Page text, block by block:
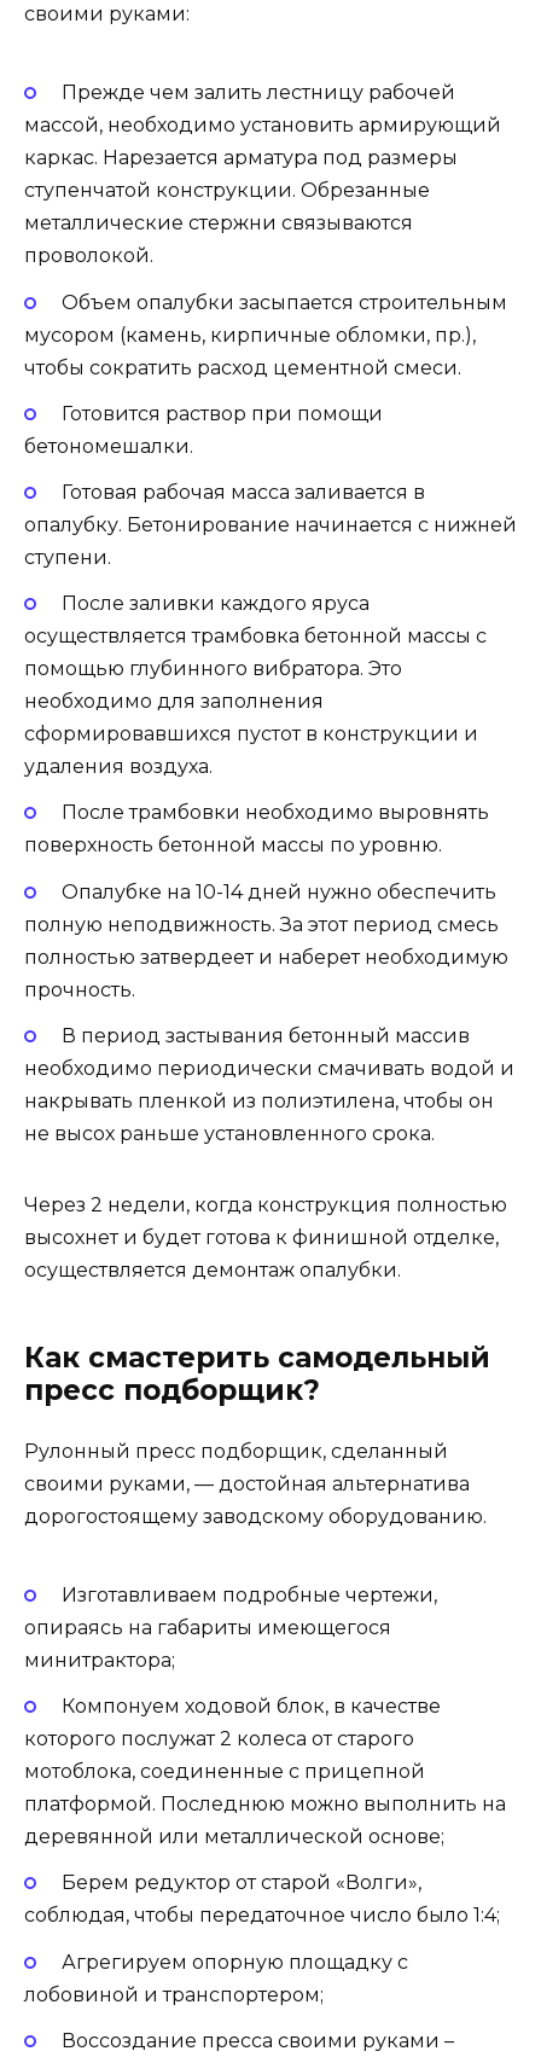
своими руками:
Прежде чем залить лестницу рабочей
массой, необходимо установить армирующий
каркас. Нарезается арматура под размеры
ступенчатой конструкции. Обрезанные
металлические стержни связываются
проволокой.
Объем опалубки засыпается строительным
мусором (камень, кирпичные обломки, пр.),
чтобы сократить расход цементной смеси.
Готовится раствор при помощи
бетономешалки.
Готовая рабочая масса заливается в
опалубку. Бетонирование начинается с нижней
ступени.
После заливки каждого яруса
осуществляется трамбовка бетонной массы с
помощью глубинного вибратора. Это
необходимо для заполнения
сформировавшихся пустот в конструкции и
удаления воздуха.
После трамбовки необходимо выровнять
поверхность бетонной массы по уровню.
Опалубке на 10-14 дней нужно обеспечить
полную неподвижность. За этот период смесь
полностью затвердеет и наберет необходимую
прочность.
В период застывания бетонный массив
необходимо периодически смачивать водой и
накрывать пленкой из полиэтилена, чтобы он
не высох раньше установленного срока.
Через 2 недели, когда конструкция полностью
высохнет и будет готова к финишной отделке,
осуществляется демонтаж опалубки.
Как смастерить самодельный
пресс подборщик?
Рулонный пресс подборщик, сделанный
своими руками, — достойная альтернатива
дорогостоящему заводскому оборудованию.
Изготавливаем подробные чертежи,
опираясь на габариты имеющегося
минитрактора;
Компонуем ходовой блок, в качестве
которого послужат 2 колеса от старого
мотоблока, соединенные с прицепной
платформой. Последнюю можно выполнить на
деревянной или металлической основе;
Берем редуктор от старой «Волги»,
соблюдая, чтобы передаточное число было 1:4;
Агрегируем опорную площадку с
лобовиной и транспортером;
Воссоздание пресса своими руками –